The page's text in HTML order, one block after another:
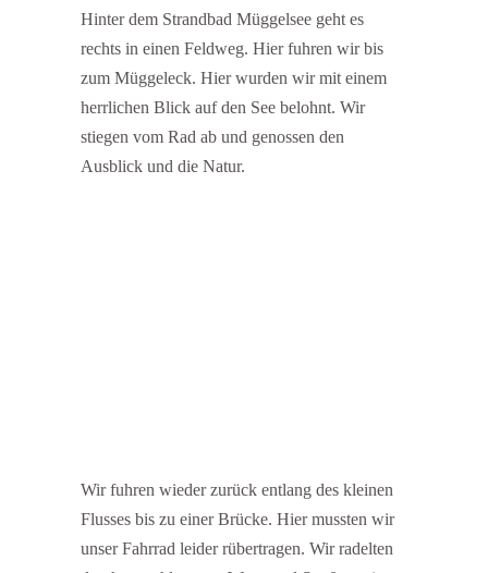
Hinter dem Strandbad Müggelsee geht es
rechts in einen Feldweg. Hier fuhren wir bis
zum Müggeleck. Hier wurden wir mit einem
herrlichen Blick auf den See belohnt. Wir
stiegen vom Rad ab und genossen den
Ausblick und die Natur.
Wir fuhren wieder zurück entlang des kleinen
Flusses bis zu einer Brücke. Hier mussten wir
unser Fahrrad leider rübertragen. Wir radelten